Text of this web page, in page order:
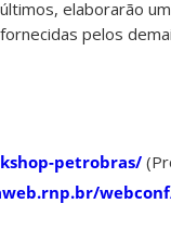
elaborarão
pelos
petrobras/